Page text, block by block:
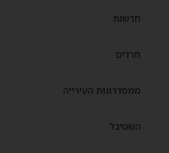
חדשות
חרדים
ממסדרונות העירייה
השטיבל